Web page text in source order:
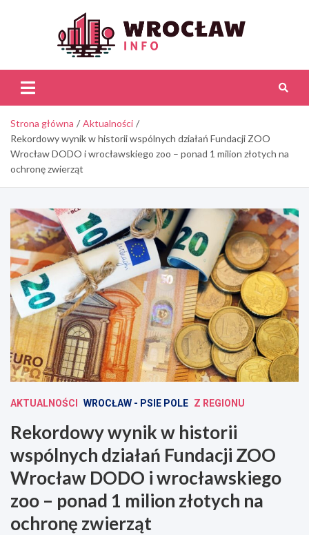
Strona główna
Aktualności
Rekordowy wynik w historii wspólnych działań Fundacji ZOO
Wrocław DODO i wrocławskiego zoo – ponad 1 milion złotych na
ochronę zwierząt
AKTUALNOŚCI WROCŁAW - PSIE POLE Z REGIONU
Rekordowy wynik w historii
wspólnych działań Fundacji ZOO
Wrocław DODO i wrocławskiego
zoo – ponad 1 milion złotych na
ochronę zwierząt